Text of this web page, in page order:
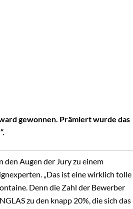
gewonnen. Prämiert wurde das
den Augen der Jury zu einem
„Das ist eine wirklich tolle
Denn die Zahl der Bewerber
zu den knapp 20%, die sich das